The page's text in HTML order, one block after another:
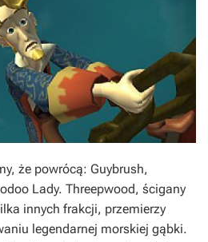
że powrócą: Guybrush,
Lady. Threepwood, ścigany
innych frakcji, przemierzy
legendarnej morskiej gąbki.